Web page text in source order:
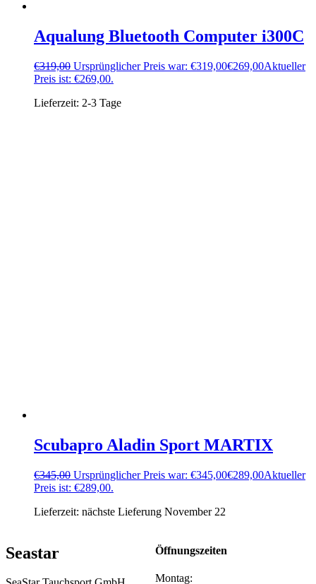
Aqualung Bluetooth Computer i300C
€319,00 Ursprünglicher Preis war: €319,00€269,00Aktueller
Preis ist: €269,00.
Lieferzeit: 2-3 Tage
Scubapro Aladin Sport MARTIX
€345,00 Ursprünglicher Preis war: €345,00€289,00Aktueller
Preis ist: €289,00.
Lieferzeit: nächste Lieferung November 22
Seastar Öffnungszeiten
Montag: